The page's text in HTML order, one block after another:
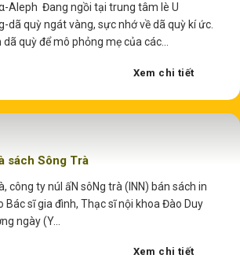
Aleph Đang ngồi tại trung tâm lè U
dã quỳ ngát vàng, sực nhớ về dã quỳ kí ức.
quỳ để mô phỏng mẹ của các...
Xem chi tiết
sách Sông Trà
công ty núI ấN sôNg trà (INN) bán sách in
sĩ gia đình, Thạc sĩ nội khoa Đào Duy
ngày (Y...
Xem chi tiết